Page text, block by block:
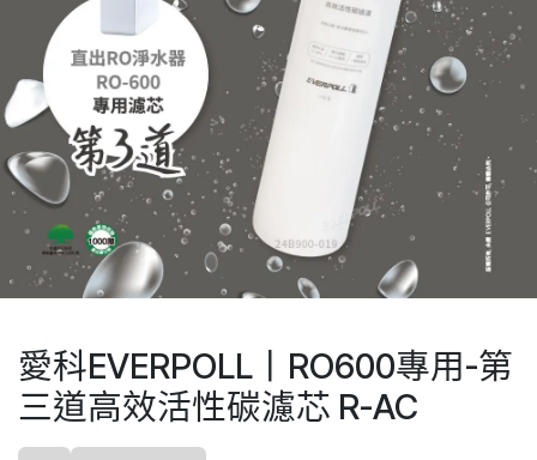
愛科EVERPOLL丨RO600專用-第
三道高效活性碳濾芯 R-AC